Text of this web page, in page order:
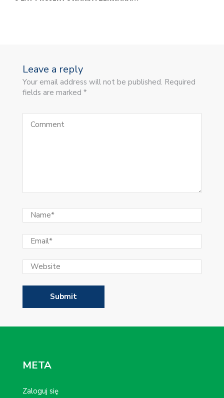
Leave a reply
Your email address will not be published. Required
fields are marked *
META
Zaloguj się